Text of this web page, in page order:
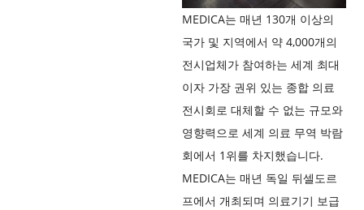
MEDICA는 매년 130개 이상의
국가 및 지역에서 약 4,000개의
전시업체가 참여하는 세계 최대
이자 가장 권위 있는 종합 의료
전시회로 대체할 수 없는 규모와
영향력으로 세계 의료 무역 박람
회에서 1위를 차지했습니다.
MEDICA는 매년 독일 뒤셀도르
프에서 개최되며 의료기기 보급